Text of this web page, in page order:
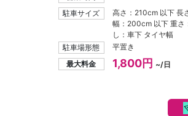
駐車サイズ
高さ：210cm 以下 長
幅：200cm 以下 重
し：車下 タイヤ幅
駐車場形態
平置き
最大料金
1,800円 ~/日